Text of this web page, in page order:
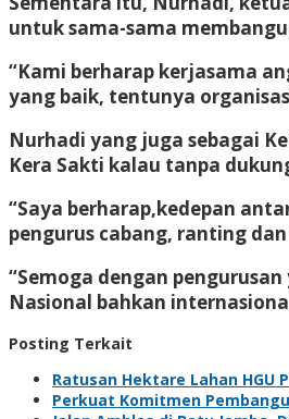
untuk sama-sama
“Kami berharap kerjasama
yang baik, tentunya
Nurhadi yang juga sebagai
Kera Sakti kalau tanpa
“Saya berharap,kedepan
pengurus cabang, ranting
“Semoga dengan
Nasional bahkan
Posting Terkait
Ratusan Hektare Lahan HGU
Perkuat Komitmen